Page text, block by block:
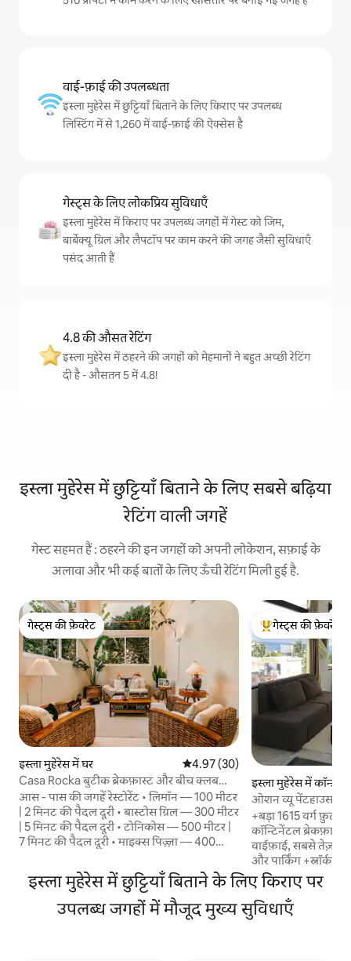
वाई-फ़ाई की उपलब्धता
इस्ला मुहेरेस में छुट्टियाँ बिताने के लिए किराए पर उपलब्ध
लिस्टिंग में से 1,260 में वाई-फ़ाई की ऐक्सेस है
गेस्ट्स के लिए लोकप्रिय सुविधाएँ
इस्ला मुहेरेस में किराए पर उपलब्ध जगहों में गेस्ट को जिम,
बार्बेक्यू ग्रिल और लैपटॉप पर काम करने की जगह जैसी सुविधाएँ
पसंद आती हैं
4.8 की औसत रेटिंग
इस्ला मुहेरेस में ठहरने की जगहों को मेहमानों ने बहुत अच्छी रेटिंग
दी है - औसतन 5 में 4.8!
इस्ला मुहेरेस में छुट्टियाँ बिताने के लिए सबसे बढ़िया
रेटिंग वाली जगहें
गेस्ट सहमत हैं : ठहरने की इन जगहों को अपनी लोकेशन, सफ़ाई के
अलावा और भी कई बातों के लिए ऊँची रेटिंग मिली हुई है.
गेस्ट्स की फ़ेवरेट
गेस्ट्स की फ़ेवरेट
इस्ला मुहेरेस में घर औसत रेटिंग 5 में से 4.97, 30 समीक्षाएँ
4.97 (30)
Casa Rocka बुटीक ब्रेकफ़ास्ट और बीच क्लब
शामिल है
आस - पास की जगहें रेस्टोरेंट • लिमॉन — 100 मीटर
| 2 मिनट की पैदल दूरी • बास्टोस ग्रिल — 300 मीटर
| 5 मिनट की पैदल दूरी • टोनिकोस — 500 मीटर |
7 मिनट की पैदल दूरी • माइक्स पिज़्ज़ा — 400
— 400 मीटर | 5 मिनट की पैदल दूरी बीच क्लब
और बीच • ज़ामा बीच क्लब- प्लाया नॉर्टे (संबद्ध बीच
क्लब) — 20 मिनट की ड्राइव • लोरेटाज़ बीच क्लब
— 7 मिनट की ड्राइव • ज़ाज़ा बीच क्लब — 5 मिनट
गेस्ट्स का टॉप फ़ेवरेट
गेस्ट्स की फ़ेवरेट
इस्ला मुहेरेस में कॉन्डो
ओशन व्यू पेंटहाउस |
नाश्ता
+बड़ा 1615 वर्ग फ़ुट x
कॉन्टिनेंटल ब्रेकफ़ास्ट
वाईफ़ाई, सबसे तेज़
और पार्किंग
+पेशेवर सीरीज़
चॉकलेट की लकड़ी
कुकवेयर शामिल हैं
दीवार तक समुद्र,
इस्ला मुहेरेस में छुट्टियाँ बिताने के लिए किराए पर
उपलब्ध जगहों में मौजूद मुख्य सुविधाएँ